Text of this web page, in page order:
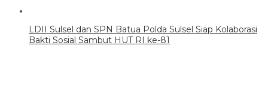
LDII Sulsel dan SPN Batua Polda Sulsel Siap Kolaborasi
Bakti Sosial Sambut HUT RI ke-81